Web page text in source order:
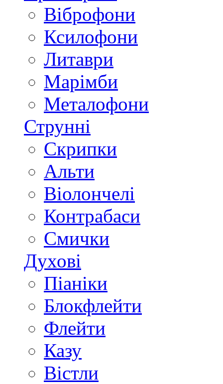
Віброфони
Ксилофони
Литаври
Марімби
Металофони
Струнні
Скрипки
Альти
Віолончелі
Контрабаси
Смички
Духові
Піаніки
Блокфлейти
Флейти
Казу
Вістли